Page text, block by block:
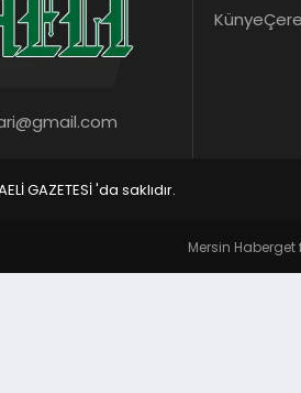
Künye
GAZETESİ 'da saklıdır.
Mersin Haberget